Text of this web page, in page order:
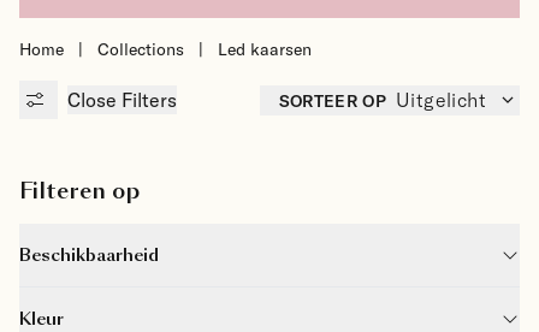
Home | Collections | Led kaarsen
Close Filters SORTEER OP Uitgelicht
Filteren op
Beschikbaarheid
Kleur